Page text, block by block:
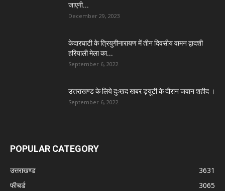
जाएगी...
December 29, 2023
केदारघाटी के त्रियुगीनारायण में तीन दिवसीय वामन द्वादशी
हरियाली मेला का...
September 6, 2022
उत्तराखण्ड के लिये दुःखद खबर ड्यूटी के दौरान जवान शहीद ।
September 6, 2022
POPULAR CATEGORY
उत्तराखण्ड
3631
फीचर्ड
3065